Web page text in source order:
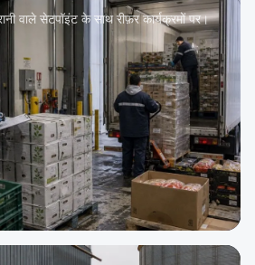
वाले सेटपॉइंट के साथ रीफ़र कार्यक्रमों पर।